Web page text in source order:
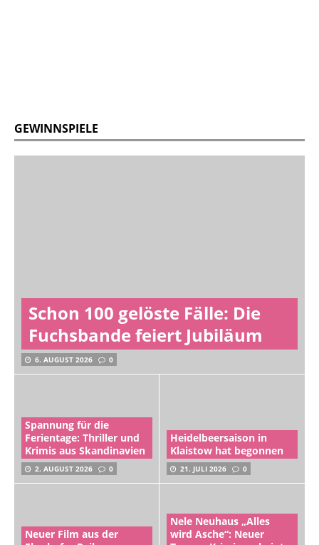
GEWINNSPIELE
Schon 100 gelöste Fälle: Die
Fuchsbande feiert Jubiläum
6. AUGUST 2026 0
Spannung für die
Ferientage: Thriller und
Krimis aus Skandinavien
2. AUGUST 2026 0
Heidelbeersaison in
Klaistow hat begonnen
21. JULI 2026 0
Neuer Film aus der
Nele Neuhaus „Alles
wird Asche“: Neuer